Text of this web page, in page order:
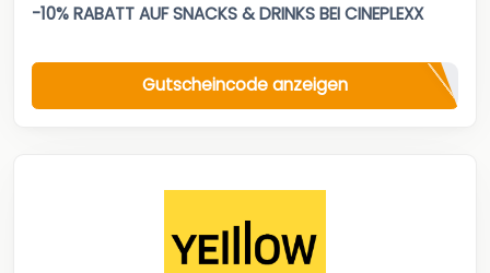
-10% RABATT AUF SNACKS & DRINKS BEI CINEPLEXX
Gutscheincode anzeigen